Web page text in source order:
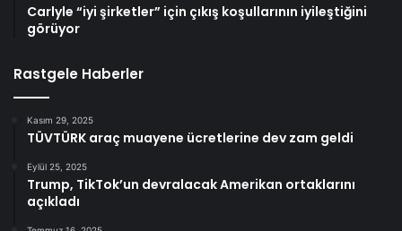
Carlyle “iyi şirketler” için çıkış koşullarının iyileştiğini
görüyor
Rastgele Haberler
Kasım 29, 2025
TÜVTÜRK araç muayene ücretlerine dev zam geldi
Eylül 25, 2025
Trump, TikTok’un devralacak Amerikan ortaklarını
açıkladı